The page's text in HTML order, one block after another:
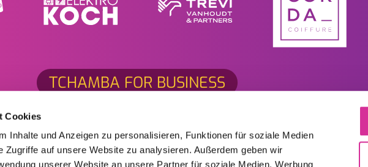
Cookies
Inhalte und Anzeigen zu personalisieren, Funktionen für soziale Medien
Zugriffe auf unsere Website zu analysieren. Außerdem geben wir
unserer Website an unsere Partner für soziale Medien, Werbung
TCHAMBA FOR BUSINESS
Öffnungszeiten
Montag bis Donnerstag:
Nützliches
Jobs
Links